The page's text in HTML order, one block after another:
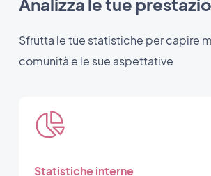
Sfrutta le tue statistiche per capire
comunità e le sue aspettative
Statistiche interne